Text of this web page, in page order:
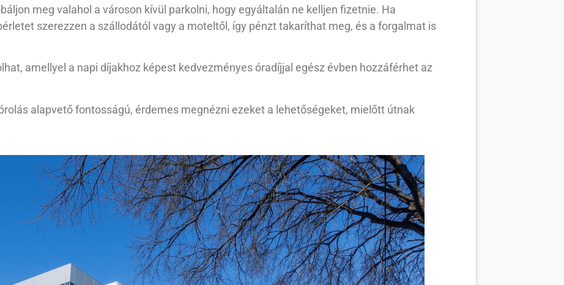
meg valahol a városon kívül parkolni, hogy egyáltalán ne kelljen fizetnie. Ha
szerezzen a szállodától vagy a moteltől, így pénzt takaríthat meg, és a forgalmat is
amellyel a napi díjakhoz képest kedvezményes óradíjjal egész évben hozzáférhet az
alapvető fontosságú, érdemes megnézni ezeket a lehetőségeket, mielőtt útnak